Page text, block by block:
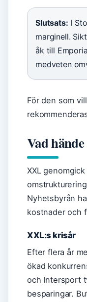
Slutsats: I
marginell.
åk till
medveten
För den som
Vad
XXL
Nyhetsbyrån
kostnader och
XXL:s krisår
Efter flera år
ökad
och Intersport
besparingar.